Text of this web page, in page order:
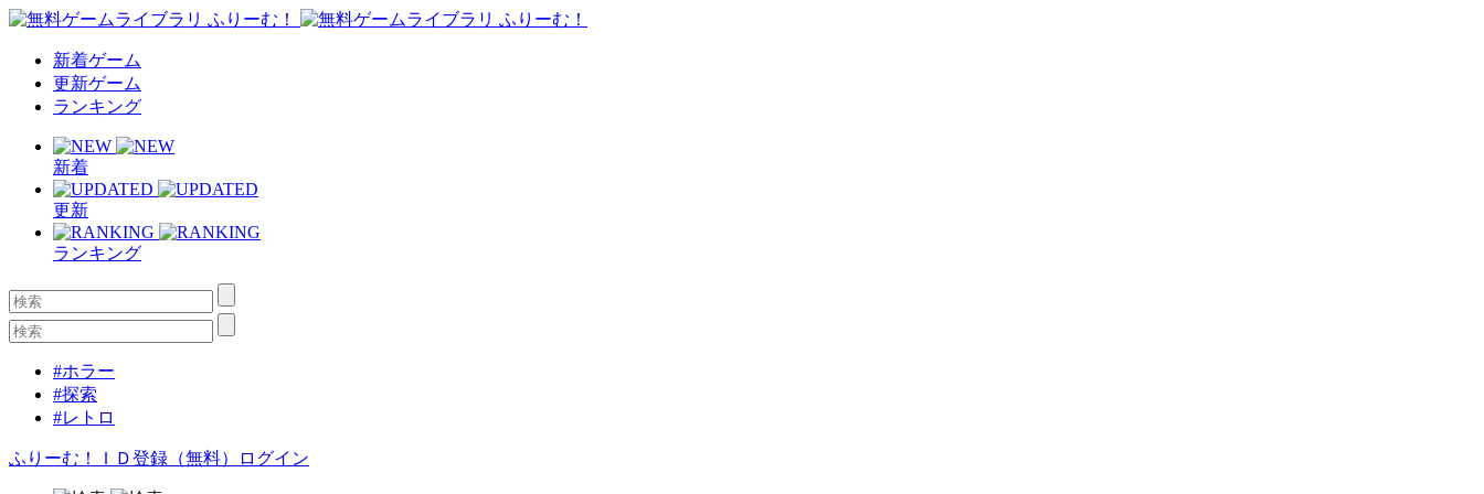
新着ゲーム
更新ゲーム
ランキング
新着
更新
ランキング
#ホラー
#探索
#レトロ
ふりーむ！ＩＤ登録（無料） ログイン